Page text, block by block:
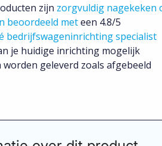
zijn zorgvuldig nagekeken
beoordeeld meteen 4.8/5
bedrijfswageninrichting specialist
je huidige inrichting mogelijk
worden geleverd zoals afgebeeld